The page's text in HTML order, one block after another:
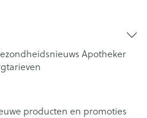
Apotheker
producten en promoties